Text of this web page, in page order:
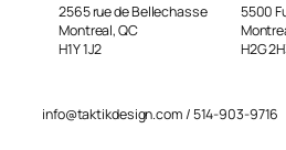
2565 rue de Bellechasse
Montreal, QC
H1Y 1J2
5500
H2G
info@taktikdesign.com / 514-903-9716